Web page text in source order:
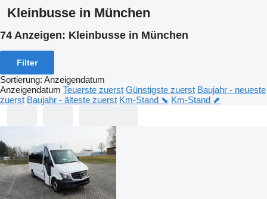
Kleinbusse in München
74 Anzeigen: Kleinbusse in München
Filter
Sortierung: Anzeigendatum
Anzeigendatum Teuerste zuerst Günstigste zuerst Baujahr - neueste
zuerst Baujahr - älteste zuerst Km-Stand ⬊ Km-Stand ⬈